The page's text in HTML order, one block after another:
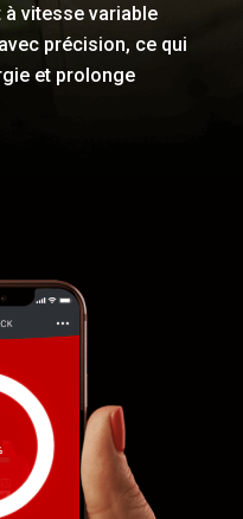
vitesse variable
précision, ce qui
et prolonge